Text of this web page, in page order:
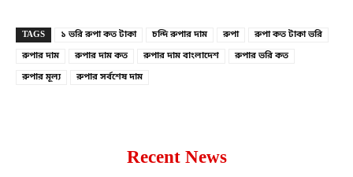
TAGS ১ ভরি রুপা কত টাকা চন্দি রুপার দাম রুপা
রুপা কত টাকা ভরি
রুপার দাম
রুপার দাম কত রুপার দাম বাংলাদেশ
রুপার ভরি কত
রুপার মূল্য
রুপার সর্বশেষ দাম
Recent News